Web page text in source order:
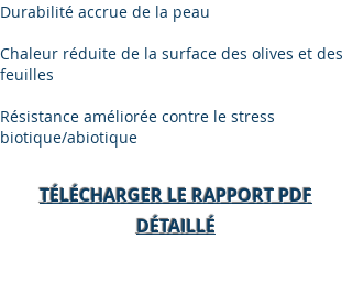
Durabilité accrue de la peau
Chaleur réduite de la surface des olives et des
feuilles
Résistance améliorée contre le stress
biotique/abiotique
TÉLÉCHARGER LE RAPPORT PDF
DÉTAILLÉ